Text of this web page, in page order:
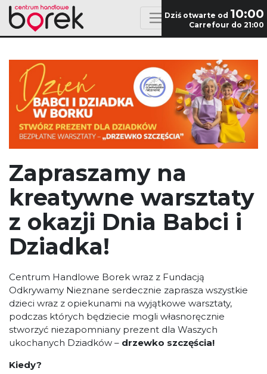
Dziś otwarte od 10:00
Carrefour do 21:00
Zapraszamy na
kreatywne warsztaty
z okazji Dnia Babci i
Dziadka!
Centrum Handlowe Borek wraz z Fundacją
Odkrywamy Nieznane serdecznie zaprasza wszystkie
dzieci wraz z opiekunami na wyjątkowe warsztaty,
podczas których będziecie mogli własnoręcznie
stworzyć niezapomniany prezent dla Waszych
ukochanych Dziadków – drzewko szczęścia!
Kiedy?